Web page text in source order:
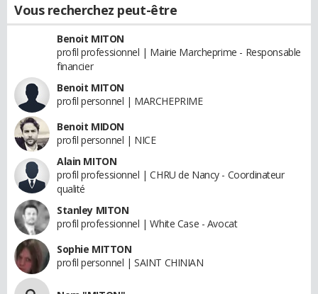
Vous recherchez peut-être
Benoit MITON
profil professionnel | Mairie Marcheprime - Responsable
financier
Benoit MITON
profil personnel | MARCHEPRIME
Benoit MIDON
profil personnel | NICE
Alain MITON
profil professionnel | CHRU de Nancy - Coordinateur
qualité
Stanley MITON
profil professionnel | White Case - Avocat
Sophie MITTON
profil personnel | SAINT CHINIAN